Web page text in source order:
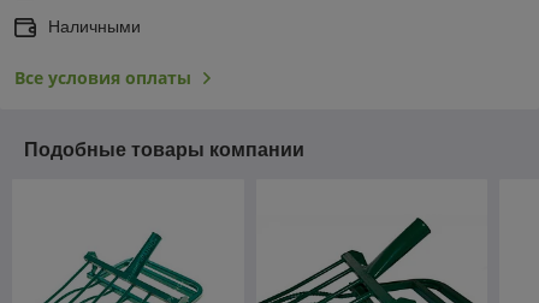
Наличными
Все условия оплаты
Подобные товары компании